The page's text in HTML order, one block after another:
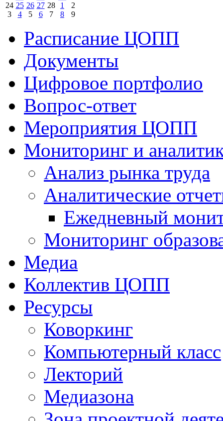
24 25 26 27 28 1
2
3
4 5 6 7 8 9
Расписание ЦОПП
Документы
Цифровое портфолио
Вопрос-ответ
Мероприятия ЦОПП
Мониторинг и
Анализ рынка труда
Аналитические
Ежедневный
Мониторинг
Медиа
Коллектив ЦОПП
Ресурсы
Коворкинг
Компьютерный класс
Лекторий
Медиазона